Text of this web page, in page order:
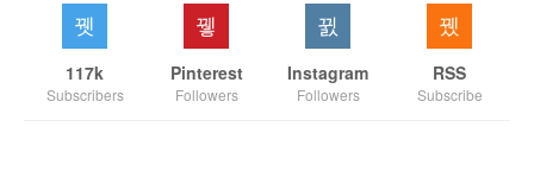
117k
Subscribers
Pinterest
Followers
Instagram
Followers
RSS
Subscribe